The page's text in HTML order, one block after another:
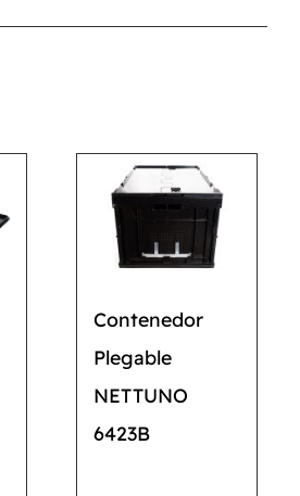
Contenedor
Plegable
NETTUNO
6423B